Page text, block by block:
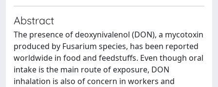
Abstract
The presence of deoxynivalenol (DON), a mycotoxin
produced by Fusarium species, has been reported
worldwide in food and feedstuffs. Even though oral
intake is the main route of exposure, DON
inhalation is also of concern in workers and